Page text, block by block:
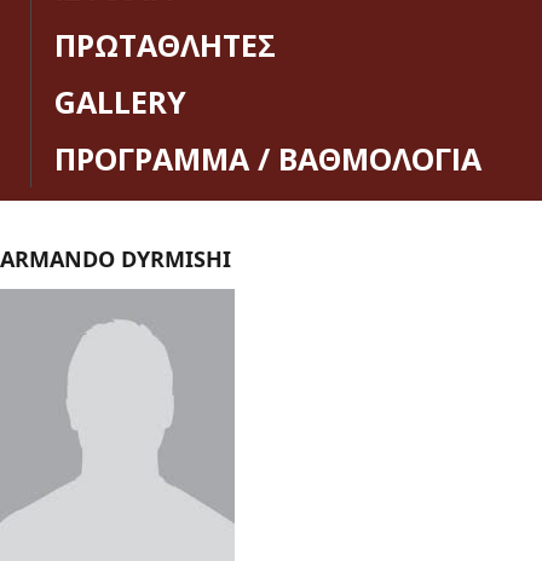
ΠΡΩΤΑΘΛΗΤΕΣ
GALLERY
ΠΡΟΓΡΑΜΜΑ / ΒΑΘΜΟΛΟΓΙΑ
ARMANDO DYRMISHI